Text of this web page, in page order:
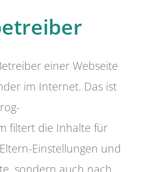
einer Webseite
im Internet. Das ist
filtert die Inhalte für
Einstellungen und
sondern auch nach